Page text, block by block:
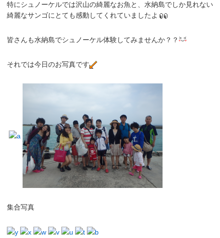
特にシュノーケルでは沢山の綺麗なお魚と、水納島でしか見れない
綺麗なサンゴにとても感動してくれていましたよ
皆さんも水納島でシュノーケル体験してみませんか？？
それでは今日のお写真です
集合写真